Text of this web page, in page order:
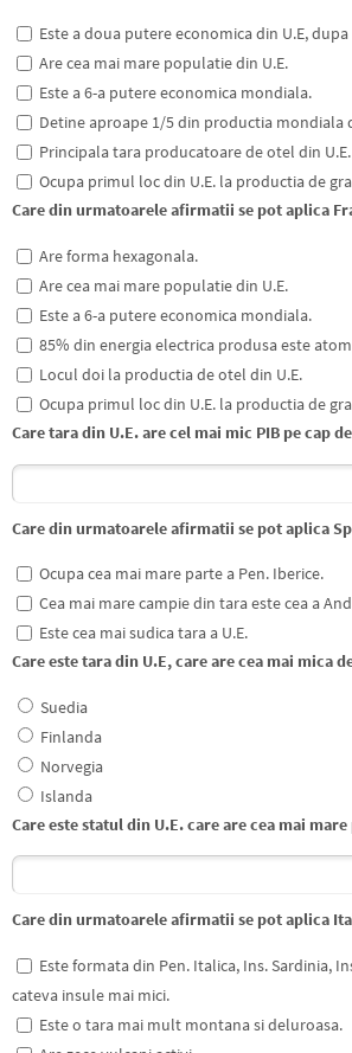
Este a doua putere economica din U.E,
Are cea mai mare populatie din U.E.
Este a 6-a putere economica mondiala.
Detine aproape 1/5 din productia mondiala
Principala tara producatoare de otel din U.E.
Ocupa primul loc din U.E. la productia de
Care din urmatoarele afirmatii se pot aplica
Are forma hexagonala.
Are cea mai mare populatie din U.E.
Este a 6-a putere economica mondiala.
85% din energia electrica produsa este
Locul doi la productia de otel din U.E.
Ocupa primul loc din U.E. la productia de
Care tara din U.E. are cel mai mic PIB pe cap
Care din urmatoarele afirmatii se pot aplica
Ocupa cea mai mare parte a Pen. Iberice.
Cea mai mare campie din tara este cea a
Este cea mai sudica tara a U.E.
Care este tara din U.E, care are cea mai mica
Suedia
Finlanda
Norvegia
Islanda
Care este statul din U.E. care are cea mai
Care din urmatoarele afirmatii se pot aplica
Este formata din Pen. Italica, Ins. Sardinia,
cateva insule mai mici.
Este o tara mai mult montana si deluroasa.